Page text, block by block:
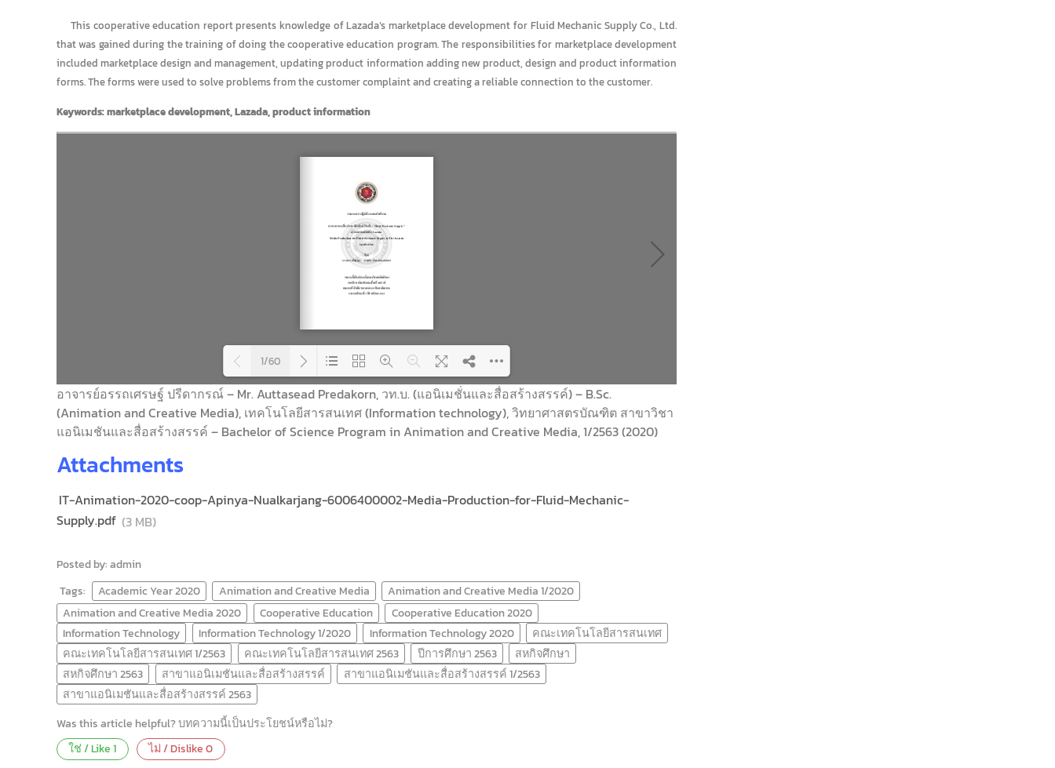
This cooperative education report presents knowledge of Lazada’s marketplacedevelopment for Fluid Mechanic Supply Co., Ltd.
that was gained during the training of doing the cooperative education program. The responsibilities for marketplace development
included marketplace design and management, updating product information adding new product, design and product information
forms. The forms were used to solve problems from the customer complaint and creating a reliable connection to the customer.
Keywords: marketplace development, Lazada, product information
Loading PDF 74% ...
1/60
อาจารย์อรรถเศรษฐ์ ปรีดากรณ์ – Mr. Auttasead Predakorn, วท.บ. (แอนิเมชั่นและสื่อสร้างสรรค์) – B.Sc.
(Animation and Creative Media), เทคโนโลยีสารสนเทศ (Information technology), วิทยาศาสตรบัณฑิต สาขาวิชา
แอนิเมชันและสื่อสร้างสรรค์ – Bachelor of Science Program in Animation and Creative Media, 1/2563 (2020)
Attachments
IT-Animation-2020-coop-Apinya-Nualkarjang-6006400002-Media-Production-for-Fluid-Mechanic-
Supply.pdf (3 MB)
Posted by: admin
Tags:
Academic Year 2020 Animation and Creative Media
Animation and Creative Media 1/2020
Animation and Creative Media 2020
Cooperative Education
Cooperative Education 2020
Information Technology
Information Technology 1/2020 Information Technology 2020
คณะเทคโนโลยีสารสนเทศ
คณะเทคโนโลยีสารสนเทศ 1/2563
คณะเทคโนโลยีสารสนเทศ 2563 ปีการศึกษา 2563
สหกิจศึกษา
สหกิจศึกษา 2563
สาขาแอนิเมชันและสื่อสร้างสรรค์
สาขาแอนิเมชันและสื่อสร้างสรรค์ 1/2563
สาขาแอนิเมชันและสื่อสร้างสรรค์ 2563
Was this article helpful? บทความนี้เป็นประโยชน์หรือไม่?
ใช่ / Like1 ไม่ / Dislike0